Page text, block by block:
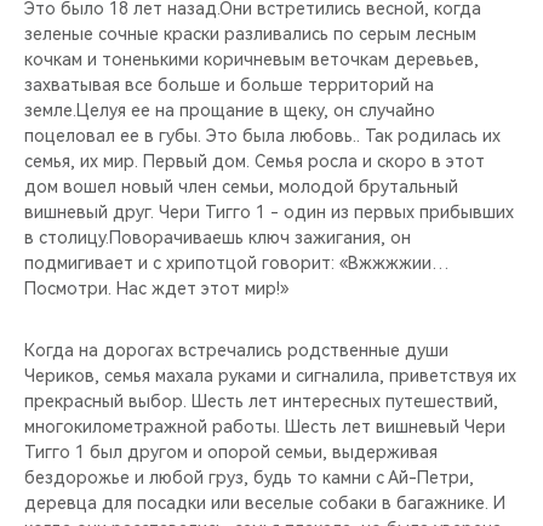
CHERY CONNECT
НАШИ МЕРОПРИЯТИЯ
CHERY ДЛЯ ДЕТЕЙ
Это было 18 лет назад.Они встретились весной, когда
зеленые сочные краски разливались по серым лесным
кочкам и тоненькими коричневым веточкам деревьев,
захватывая все больше и больше территорий на
земле.Целуя ее на прощание в щеку, он случайно
поцеловал ее в губы. Это была любовь.. Так родилась их
семья, их мир. Первый дом. Семья росла и скоро в этот
дом вошел новый член семьи, молодой брутальный
вишневый друг. Чери Тигго 1 - один из первых прибывших
в столицу.Поворачиваешь ключ зажигания, он
подмигивает и с хрипотцой говорит: «Вжжжжии…
Посмотри. Нас ждет этот мир!»
Когда на дорогах встречались родственные души
Чериков, семья махала руками и сигналила, приветствуя их
прекрасный выбор. Шесть лет интересных путешествий,
многокилометражной работы. Шесть лет вишневый Чери
Тигго 1 был другом и опорой семьи, выдерживая
бездорожье и любой груз, будь то камни с Ай-Петри,
деревца для посадки или веселые собаки в багажнике. И